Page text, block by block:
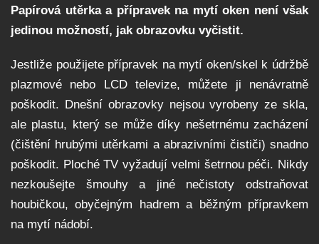
Papírová utěrka a přípravek na mytí oken není však
jedinou možností, jak obrazovku vyčistit.
Jestliže použijete přípravek na mytí oken/skel k údržbě
plazmové nebo LCD televize, můžete ji nenávratně
poškodit. Dnešní obrazovky nejsou vyrobeny ze skla,
ale plastu, který se může díky nešetrnému zacházení
(čištění hrubými utěrkami a abrazivními čističi) snadno
poškodit. Ploché TV vyžadují velmi šetrnou péči. Nikdy
nezkoušejte šmouhy a jiné nečistoty odstraňovat
houbičkou, obyčejným hadrem a běžným přípravkem
na mytí nádobí.